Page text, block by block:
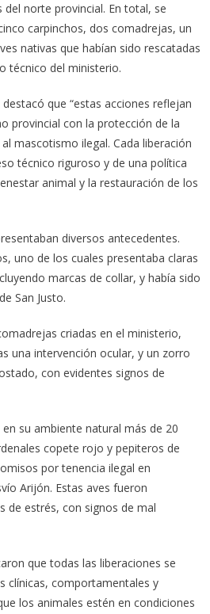
del norte provincial. En total, se
carpinchos, dos comadrejas, un
nativas que habían sido rescatadas
técnico del ministerio.
que “estas acciones reflejan
provincial con la protección de la
mascotismo ilegal. Cada liberación
técnico riguroso y de una política
animal y la restauración de los
diversos antecedentes.
uno de los cuales presentaba claras
marcas de collar, y había sido
San Justo.
criadas en el ministerio,
una intervención ocular, y un zorro
con evidentes signos de
su ambiente natural más de 20
copete rojo y pepiteros de
por tenencia ilegal en
Arijón. Estas aves fueron
de estrés, con signos de mal
que todas las liberaciones se
clínicas, comportamentales y
los animales estén en condiciones